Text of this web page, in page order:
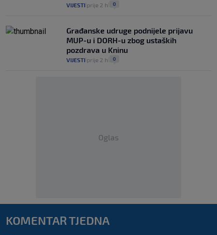
VIJESTI prije 2 h 0
Građanske udruge podnijele prijavu
MUP-u i DORH-u zbog ustaških
pozdrava u Kninu
VIJESTI prije 2 h 0
Oglas
KOMENTAR TJEDNA